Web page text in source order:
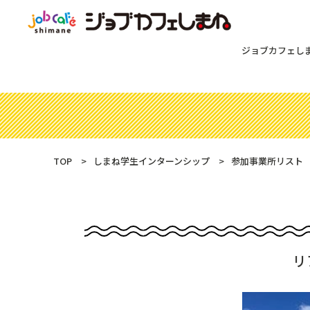
ジョブカフェし
TOP しまね学生インターンシップ 参加事業所リスト